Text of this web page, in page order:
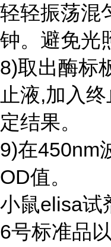
轻轻振荡混
钟。避免光
8)取出酶标
止液,加入
定结果。
9)在450nm
OD值。
小鼠elisa试
6号标准品